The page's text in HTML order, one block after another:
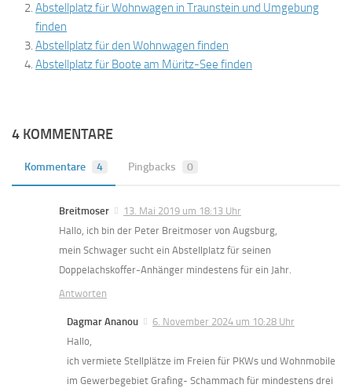
Abstellplatz für Wohnwagen in Traunstein und Umgebung
finden
Abstellplatz für den Wohnwagen finden
Abstellplatz für Boote am Müritz-See finden
4 KOMMENTARE
Kommentare 4 Pingbacks 0
Breitmoser
13. Mai 2019 um 18:13 Uhr
Hallo, ich bin der Peter Breitmoser von Augsburg,
mein Schwager sucht ein Abstellplatz für seinen
Doppelachskoffer-Anhänger mindestens für ein Jahr.
Antworten
Dagmar Ananou
6. November 2024 um 10:28 Uhr
Hallo,
ich vermiete Stellplätze im Freien für PKWs und Wohnmobile
im Gewerbegebiet Grafing- Schammach für mindestens drei